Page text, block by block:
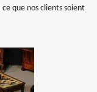
que nos clients soient